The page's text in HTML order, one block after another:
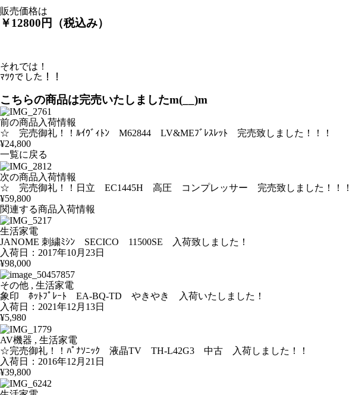
販売価格は
￥12800円（税込み）
それでは！
ﾏﾂｳでした！！
こちらの商品は完売いたしましたm(__)m
前の商品入荷情報
☆ 完売御礼！！ﾙｲｳﾞｨﾄﾝ M62844 LV&MEﾌﾞﾚｽﾚｯﾄ 完売致しました！！！
¥24,800
一覧に戻る
次の商品入荷情報
☆ 完売御礼！！日立 EC1445H 高圧 コンプレッサー 完売致しました！！！
¥59,800
関連する商品入荷情報
生活家電
JANOME 刺繍ﾐｼﾝ SECICO 11500SE 入荷致しました！
入荷日：2017年10月23日
¥98,000
その他 , 生活家電
象印 ﾎｯﾄﾌﾟﾚｰﾄ EA-BQ-TD やきやき 入荷いたしました！
入荷日：2021年12月13日
¥5,980
AV機器 , 生活家電
☆完売御礼！！ﾊﾟﾅｿﾆｯｸ 液晶TV TH-L42G3 中古 入荷しました！！
入荷日：2016年12月21日
¥39,800